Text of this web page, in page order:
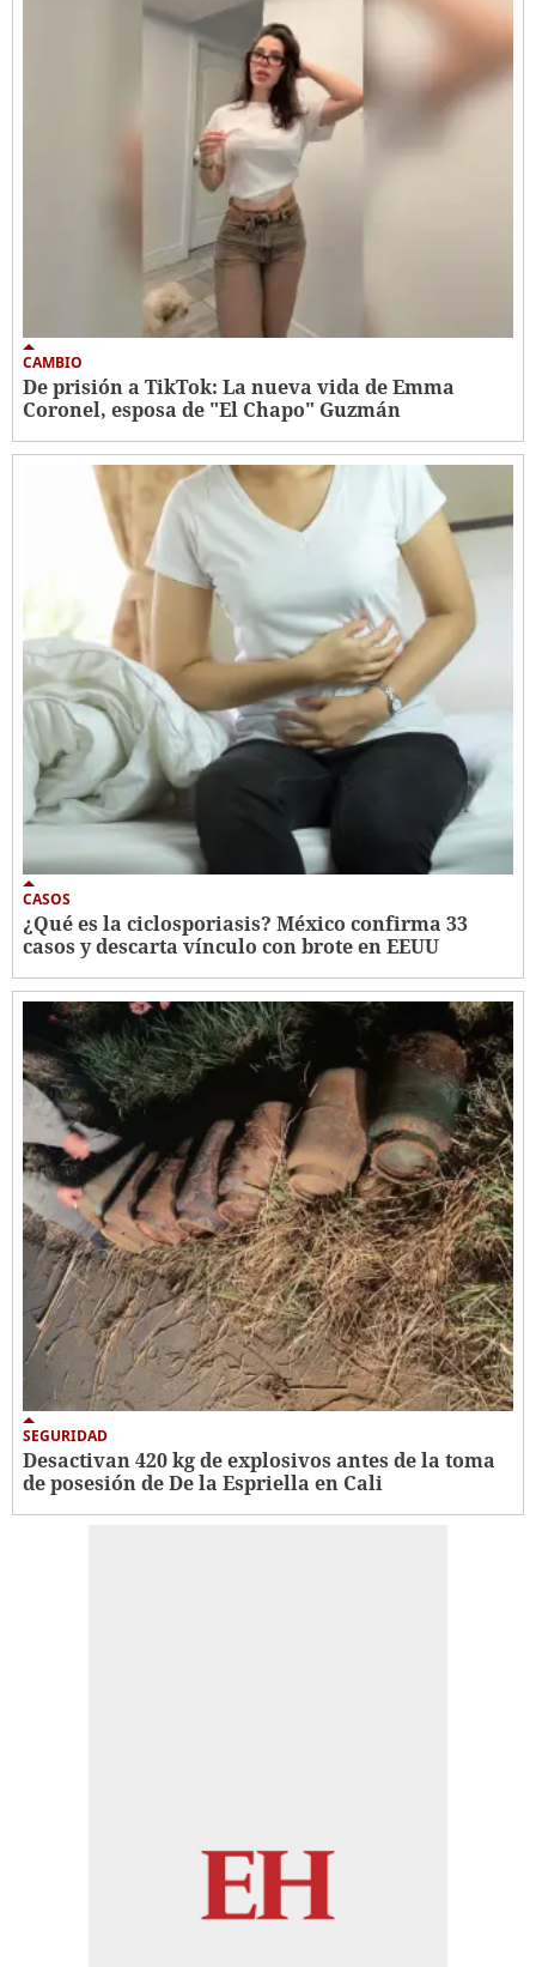
CAMBIO
De prisión a TikTok: La nueva vida de Emma
Coronel, esposa de "El Chapo" Guzmán
CASOS
¿Qué es la ciclosporiasis? México confirma 33
casos y descarta vínculo con brote en EEUU
SEGURIDAD
Desactivan 420 kg de explosivos antes de la toma
de posesión de De la Espriella en Cali